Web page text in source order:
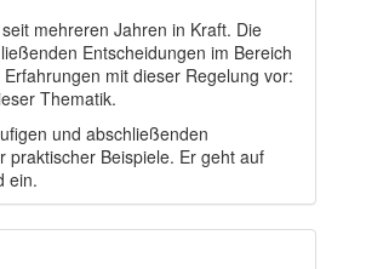
mehreren Jahren in Kraft. Die
Entscheidungen im Bereich
mit dieser Regelung vor:
Thematik.
und abschließenden
praktischer Beispiele. Er geht auf
ein.